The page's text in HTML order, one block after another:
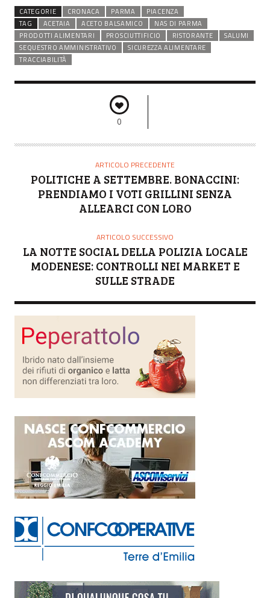
CATEGORIE CRONACA PARMA
PIACENZA
TAG
ACETAIA ACETO BALSAMICO
NAS DI PARMA
PRODOTTI ALIMENTARI
PROSCIUTTIFICIO RISTORANTE
SALUMI
SEQUESTRO AMMINISTRATIVO
SICUREZZA ALIMENTARE
TRACCIABILITÀ
0
ARTICOLO PRECEDENTE
POLITICHE A SETTEMBRE. BONACCINI:
PRENDIAMO I VOTI GRILLINI SENZA
ALLEARCI CON LORO
ARTICOLO SUCCESSIVO
LA NOTTE SOCIAL DELLA POLIZIA LOCALE
MODENESE: CONTROLLI NEI MARKET E
SULLE STRADE